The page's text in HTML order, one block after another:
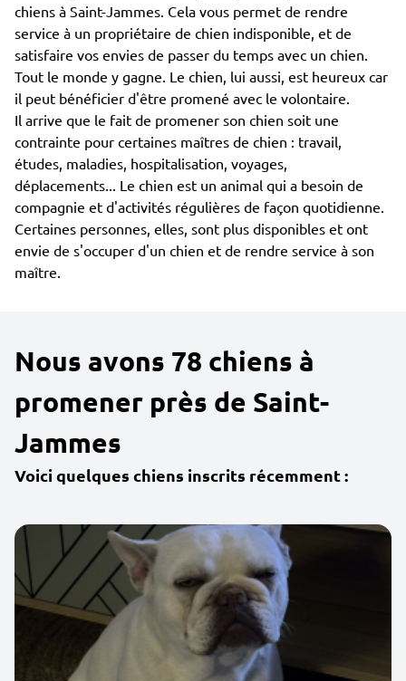
chiens à Saint-Jammes. Cela vous permet de rendre
service à un propriétaire de chien indisponible, et de
satisfaire vos envies de passer du temps avec un chien.
Tout le monde y gagne. Le chien, lui aussi, est heureux car
il peut bénéficier d'être promené avec le volontaire.
Il arrive que le fait de promener son chien soit une
contrainte pour certaines maîtres de chien : travail,
études, maladies, hospitalisation, voyages,
déplacements... Le chien est un animal qui a besoin de
compagnie et d'activités régulières de façon quotidienne.
Certaines personnes, elles, sont plus disponibles et ont
envie de s'occuper d'un chien et de rendre service à son
maître.
Nous avons 78 chiens à
promener près de Saint-
Jammes
Voici quelques chiens inscrits récemment :